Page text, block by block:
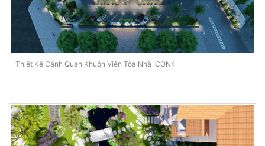
Thiết Kế Cảnh Quan Khuôn Viên Tòa Nhà ICON4